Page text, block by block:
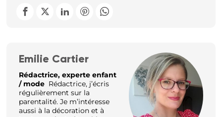
Emilie Cartier
Rédactrice, experte enfant
/ mode Rédactrice, j’écris
régulièrement sur la
parentalité. Je m’intéresse
aussi à la décoration et à